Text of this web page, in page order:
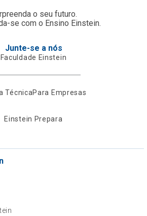
o seu futuro.
se com o Ensino Einstein.
Junte-se a nós
Faculdade Einstein
TécnicaPara Empresas
Einstein Prepara